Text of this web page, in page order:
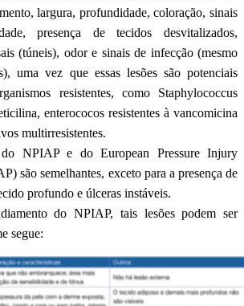
largura, profundidade, coloração, sinais
presença de tecidos desvitalizados,
(túneis), odor e sinais de infecção (mesmo
uma vez que essas lesões são potenciais
resistentes, como Staphylococcus
enterococos resistentes à vancomicina
multirresistentes.
NPIAP e do European Pressure Injury
são semelhantes, exceto para a presença de
profundo e úlceras instáveis.
do NPIAP, tais lesões podem ser
segue: